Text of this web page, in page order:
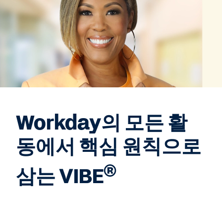
Workday의 모든 활
동에서 핵심 원칙으로
삼는 VIBE®